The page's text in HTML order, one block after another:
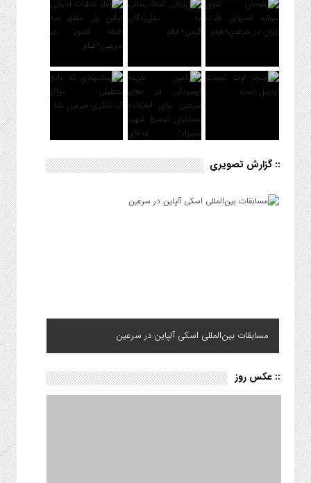
:: گزارش تصویری
مسابقات بین‌المللی اسکی آلپاین در سرعین
:: عکس روز